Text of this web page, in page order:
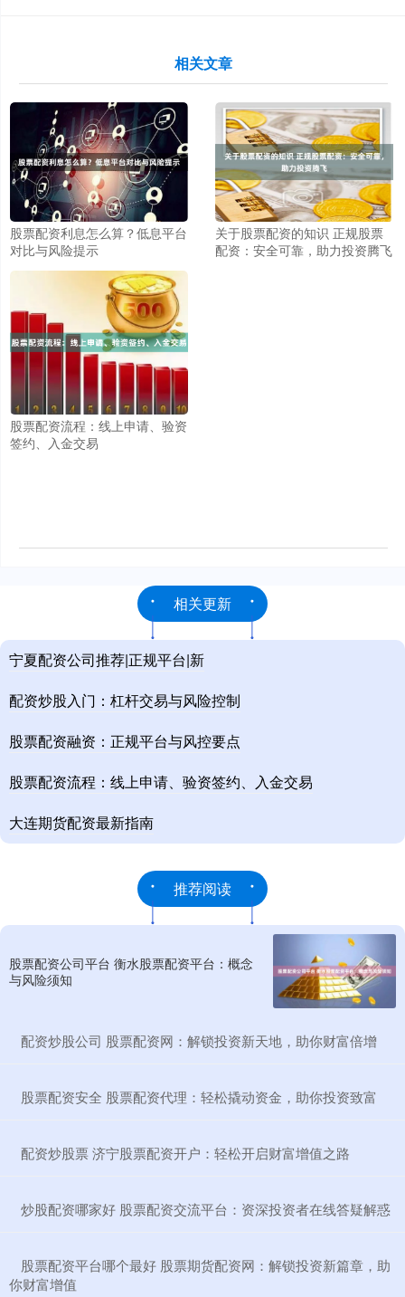
相关文章
股票配资利息怎么算？低息平台
对比与风险提示
关于股票配资的知识 正规股票
配资：安全可靠，助力投资腾飞
股票配资流程：线上申请、验资
签约、入金交易
相关更新
宁夏配资公司推荐|正规平台|新
配资炒股入门：杠杆交易与风险控制
股票配资融资：正规平台与风控要点
股票配资流程：线上申请、验资签约、入金交易
大连期货配资最新指南
推荐阅读
股票配资公司平台 衡水股票配资平台：概念
与风险须知
​配资炒股公司 股票配资网：解锁投资新天地，助你财富倍增
​股票配资安全 股票配资代理：轻松撬动资金，助你投资致富
​配资炒股票 济宁股票配资开户：轻松开启财富增值之路
​炒股配资哪家好 股票配资交流平台：资深投资者在线答疑解惑
​股票配资平台哪个最好 股票期货配资网：解锁投资新篇章，助
你财富增值